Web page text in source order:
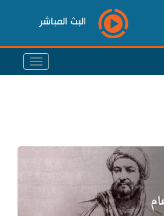
البث المباشر